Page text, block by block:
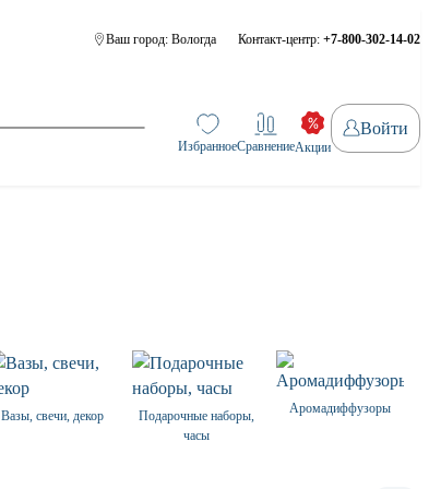
Ваш город: Вологда Контакт-центр: +7-800-302-14-02
ИзбранноеСравнениеАкции
Войти
Вазы, свечи, декор
Подарочные наборы,
часы
Аромадиффузоры